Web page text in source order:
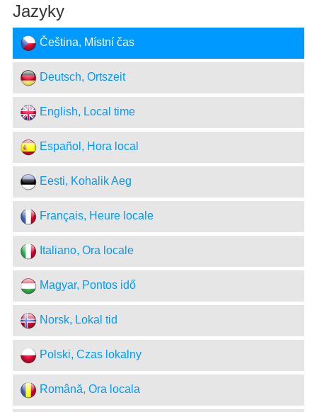
Jazyky
Čeština, Místní čas
Deutsch, Ortszeit
English, Local time
Español, Hora local
Eesti, Kohalik Aeg
Français, Heure locale
Italiano, Ora locale
Magyar, Pontos idő
Norsk, Lokal tid
Polski, Czas lokalny
Română, Ora locala